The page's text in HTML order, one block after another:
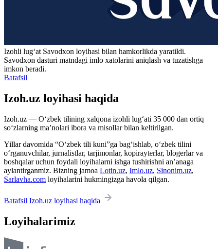
Izohli lugʻat Savodxon loyihasi bilan hamkorlikda yaratildi.
Savodxon dasturi matndagi imlo xatolarini aniqlash va tuzatishga
imkon beradi.
Batafsil
Izoh.uz loyihasi haqida
Izoh.uz — O‘zbek tilining xalqona izohli lug‘ati 35 000 dan ortiq
so‘zlarning ma’nolari ibora va misollar bilan keltirilgan.
Yillar davomida “O‘zbek tili kuni”ga bag‘ishlab, o‘zbek tilini
o‘rganuvchilar, jurnalistlar, tarjimonlar, kopirayterlar, blogerlar va
boshqalar uchun foydali loyihalarni ishga tushirishni an’anaga
aylantirganmiz. Bizning jamoa Lotin.uz, Imlo.uz, Sinonim.uz,
Sarlavha.com loyihalarini hukmingizga havola qilgan.
Batafsil Izoh.uz loyihasi haqida
Loyihalarimiz